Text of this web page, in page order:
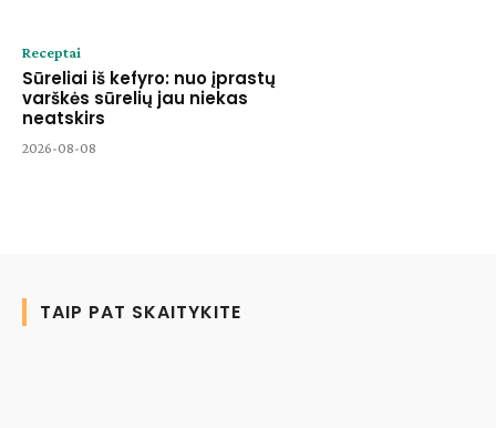
Receptai
Sūreliai iš kefyro: nuo įprastų
varškės sūrelių jau niekas
neatskirs
2026-08-08
TAIP PAT SKAITYKITE